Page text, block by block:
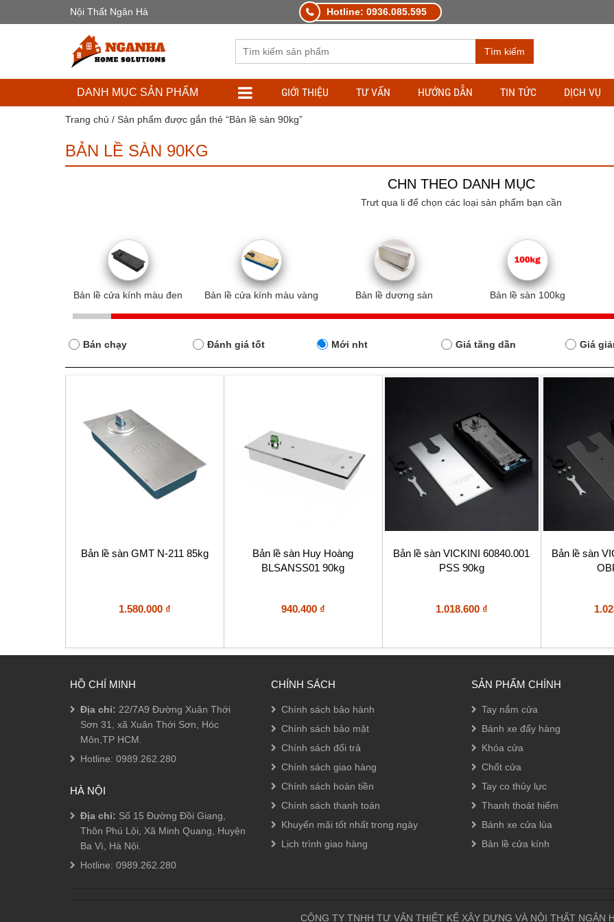
Nội Thất Ngân Hà Hotline: 0936.085.595
Tìm kiếm
DANH MỤC SẢN PHẨM GIỚI THIỆU TƯ VẤN HƯỚNG DẪN TIN TỨC DỊCH VỤ
Trang chủ / Sản phẩm được gắn thẻ “Bản lề sàn 90kg”
BẢN LỀ SÀN 90KG
CHN THEO DANH MỤC
Trưt qua li để chọn các loại sản phẩm bạn cần
Bản lề cửa kính màu đen Bản lề cửa kính màu vàng Bản lề dương sàn Bản lề sàn 100kg
Bán chạy Đánh giá tốt Mới nht Giá tăng dần Giá
Bản lề sàn GMT N-211 85kg
1.580.000 ₫
Bản lề sàn Huy Hoàng
BLSANSS01 90kg
940.400 ₫
Bản lề sàn VICKINI 60840.001
PSS 90kg
1.018.600 ₫
Bản lề sàn
HỒ CHÍ MINH
Địa chỉ: 22/7A9 Đường Xuân Thới
Sơn 31, xã Xuân Thới Sơn, Hóc
Môn,TP HCM.
Hotline: 0989.262.280
HÀ NỘI
Địa chỉ: Số 15 Đường Đồi Giang,
Thôn Phú Lội, Xã Minh Quang, Huyện
Ba Vì, Hà Nội.
Hotline: 0989.262.280
CHÍNH SÁCH
Chính sách bảo hành
Chính sách bảo mật
Chính sách đổi trả
Chính sách giao hàng
Chính sách hoàn tiền
Chính sách thanh toán
Khuyến mãi tốt nhất trong ngày
Lịch trình giao hàng
SẢN PHẨM CHÍNH
Tay nắm cửa
Bánh xe đẩy hàng
Khóa cửa
Chốt cửa
Tay co thủy lực
Thanh thoát hiểm
Bánh xe cửa lùa
Bản lề cửa kính
CÔNG TY TNHH TƯ VẤN THIẾT KẾ XÂY DỰNG VÀ NỘI THẤT NGÂN